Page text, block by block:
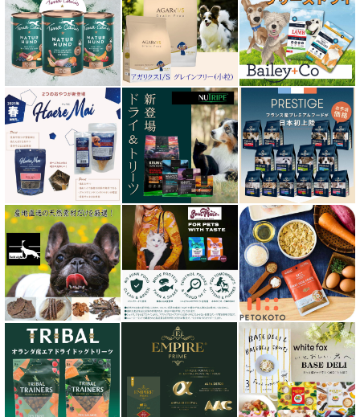
エンパイア EMPIRE
オージー ラム プラス Aussie Lamb Plus
カントリーロード Country Roads
キアオラ kiaora
キャノフィラ
グリーンフィッシュ GreenFish
ケリーアンドコー Kelly＆Co’s
サンデーペッツ Sunday Pets
サンユー研究所
シェフ SHEF
シグネチャー７（Signature7）正規輸入品
シシア Schesir